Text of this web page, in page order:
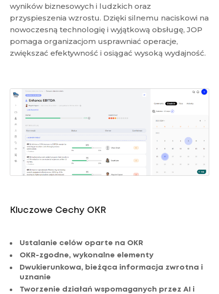
wyników biznesowych i ludzkich oraz
przyspieszenia wzrostu. Dzięki silnemu naciskowi na
nowoczesną technologię i wyjątkową obsługę, JOP
pomaga organizacjom usprawniać operacje,
zwiększać efektywność i osiągać wysoką wydajność.
Kluczowe Cechy OKR
Ustalanie celów oparte na OKR
OKR-zgodne, wykonalne elementy
Dwukierunkowa, bieżąca informacja zwrotna i
uznanie
Tworzenie działań wspomaganych przez AI i